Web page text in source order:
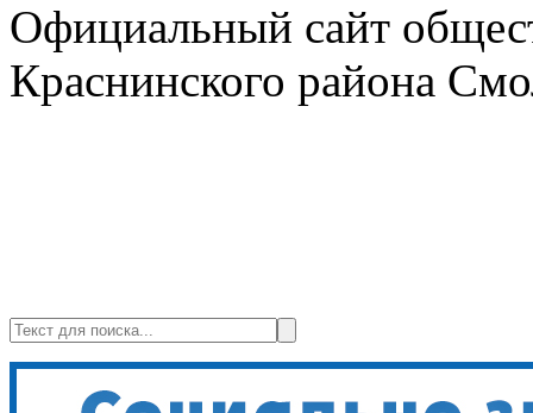
Официальный сайт
Краснинского района